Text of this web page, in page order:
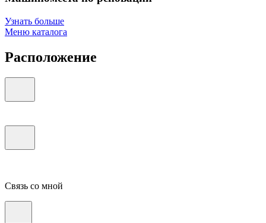
Узнать больше
Меню каталога
Расположение
Связь со мной